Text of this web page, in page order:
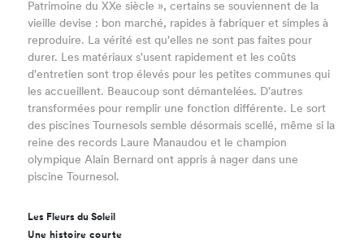
Patrimoine du XXe siècle », certains se souviennent de la
vieille devise : bon marché, rapides à fabriquer et simples à
reproduire. La vérité est qu'elles ne sont pas faites pour
durer. Les matériaux s'usent rapidement et les coûts
d'entretien sont trop élevés pour les petites communes qui
les accueillent. Beaucoup sont démantelées. D'autres
transformées pour remplir une fonction différente. Le sort
des piscines Tournesols semble désormais scellé, même si la
reine des records Laure Manaudou et le champion
olympique Alain Bernard ont appris à nager dans une
piscine Tournesol.
Les Fleurs du Soleil
Une histoire courte